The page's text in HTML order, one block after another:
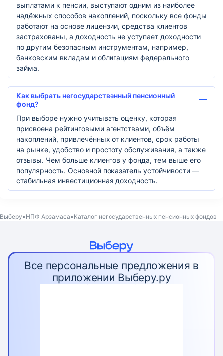
выплатами к пенсии, выступают одним из наиболее
надёжных способов накоплений, поскольку все фонды
работают на основе лицензии, средства клиентов
застрахованы, а доходность не уступает доходности
по другим безопасным инструментам, например,
банковским вкладам и облигациям федерального
займа.
Как выбрать негосударственный пенсионный
фонд?
При выборе нужно учитывать оценку, которая
присвоена рейтинговыми агентствами, объём
накоплений, привлечённых от клиентов, срок работы
на рынке, удобство и простоту обслуживания, а также
отзывы. Чем больше клиентов у фонда, тем выше его
популярность. Основной показатель устойчивости —
стабильная инвестиционная доходность.
Выберу НПФ Арзамаса Каталог негосударственных пенсионных фондов
Все персональные предложения в
приложении Выберу.ру